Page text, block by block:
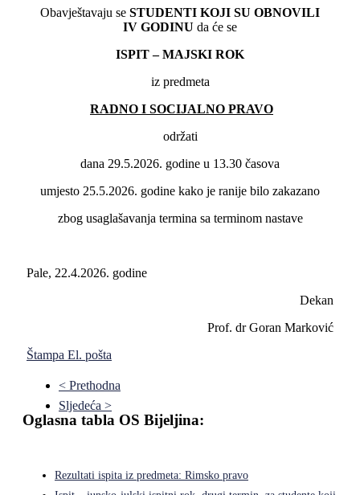
Obavještavaju se STUDENTI KOJI SU OBNOVILI
IV GODINU da će se
ISPIT – MAJSKI ROK
iz predmeta
RADNO I SOCIJALNO PRAVO
održati
dana 29.5.2026. godine u 13.30 časova
umjesto 25.5.2026. godine kako je ranije bilo zakazano
zbog usaglašavanja termina sa terminom nastave
Pale, 22.4.2026. godine
Dekan
Prof. dr Goran Marković
Štampa El. pošta
< Prethodna
Sljedeća >
Oglasna tabla OS Bijeljina:
Rezultati ispita iz predmeta: Rimsko pravo